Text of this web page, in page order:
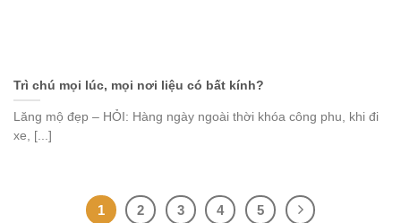
Trì chú mọi lúc, mọi nơi liệu có bất kính?
Lăng mộ đẹp – HỎI: Hàng ngày ngoài thời khóa công phu, khi đi
xe, [...]
1 2 3 4 5